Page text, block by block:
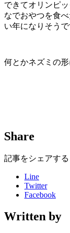
できてオリンピ
なでおやつを食
い年になりそうで
何とかネズミの
Share
記事をシェアする
Line
Twitter
Facebook
Written by